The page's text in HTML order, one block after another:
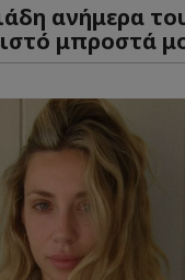
ανήμερα
μπροστά